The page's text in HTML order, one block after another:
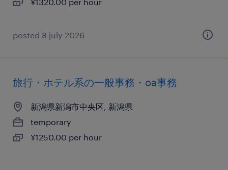
posted 8 july 2026
旅行・ホテル系の一般事務・oa事務
新潟県新潟市中央区, 新潟県
temporary
¥1250.00 per hour